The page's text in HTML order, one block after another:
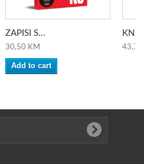
ZAPISI S...
30,50 KM
Add to cart
43,70